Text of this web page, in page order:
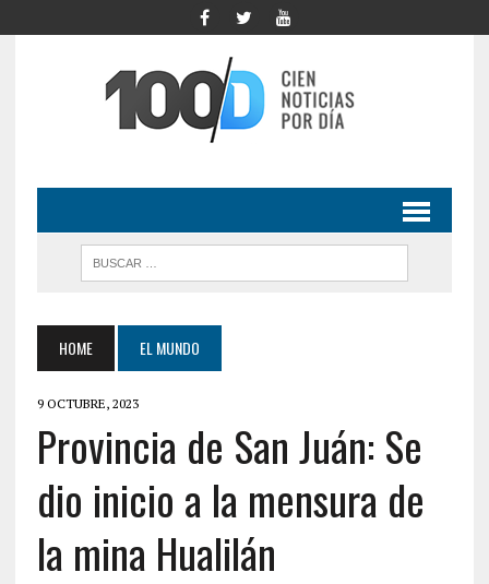
HOME EL MUNDO
9 OCTUBRE, 2023
Provincia de San Juán: Se
dio inicio a la mensura de
la mina Hualilán